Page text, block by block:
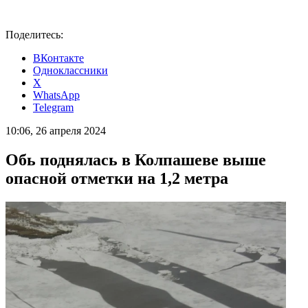
Поделитесь:
ВКонтакте
Одноклассники
X
WhatsApp
Telegram
10:06, 26 апреля 2024
Обь поднялась в Колпашеве выше
опасной отметки на 1,2 метра